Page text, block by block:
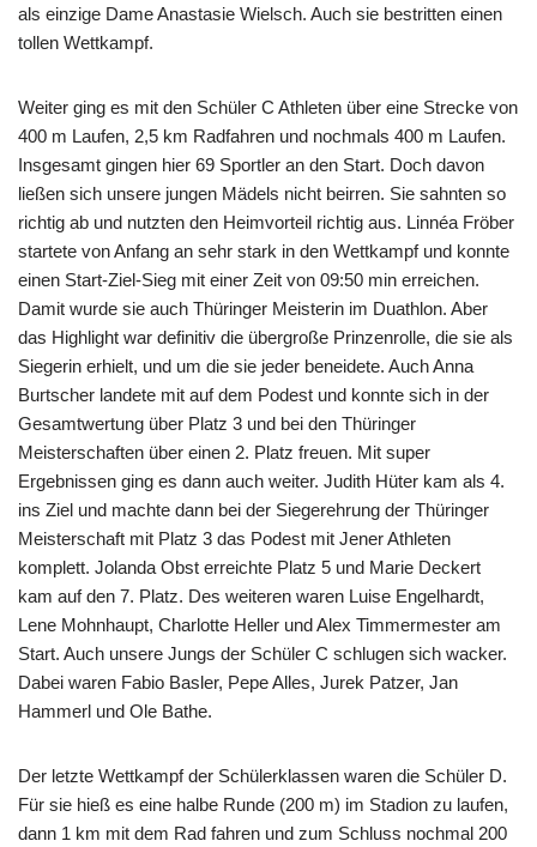
als einzige Dame Anastasie Wielsch. Auch sie bestritten einen
tollen Wettkampf.
Weiter ging es mit den Schüler C Athleten über eine Strecke von
400 m Laufen, 2,5 km Radfahren und nochmals 400 m Laufen.
Insgesamt gingen hier 69 Sportler an den Start. Doch davon
ließen sich unsere jungen Mädels nicht beirren. Sie sahnten so
richtig ab und nutzten den Heimvorteil richtig aus. Linnéa Fröber
startete von Anfang an sehr stark in den Wettkampf und konnte
einen Start-Ziel-Sieg mit einer Zeit von 09:50 min erreichen.
Damit wurde sie auch Thüringer Meisterin im Duathlon. Aber
das Highlight war definitiv die übergroße Prinzenrolle, die sie als
Siegerin erhielt, und um die sie jeder beneidete. Auch Anna
Burtscher landete mit auf dem Podest und konnte sich in der
Gesamtwertung über Platz 3 und bei den Thüringer
Meisterschaften über einen 2. Platz freuen. Mit super
Ergebnissen ging es dann auch weiter. Judith Hüter kam als 4.
ins Ziel und machte dann bei der Siegerehrung der Thüringer
Meisterschaft mit Platz 3 das Podest mit Jener Athleten
komplett. Jolanda Obst erreichte Platz 5 und Marie Deckert
kam auf den 7. Platz. Des weiteren waren Luise Engelhardt,
Lene Mohnhaupt, Charlotte Heller und Alex Timmermester am
Start. Auch unsere Jungs der Schüler C schlugen sich wacker.
Dabei waren Fabio Basler, Pepe Alles, Jurek Patzer, Jan
Hammerl und Ole Bathe.
Der letzte Wettkampf der Schülerklassen waren die Schüler D.
Für sie hieß es eine halbe Runde (200 m) im Stadion zu laufen,
dann 1 km mit dem Rad fahren und zum Schluss nochmal 200